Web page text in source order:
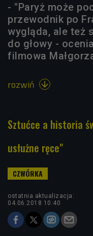
- "Paryż może
przewodnik po
wygląda, ale też
do głowy -
filmowa
rozwiń 
Sztućce a historia
usłużne ręce"
ostatnia aktualizacja:
04.06.2018 10:40